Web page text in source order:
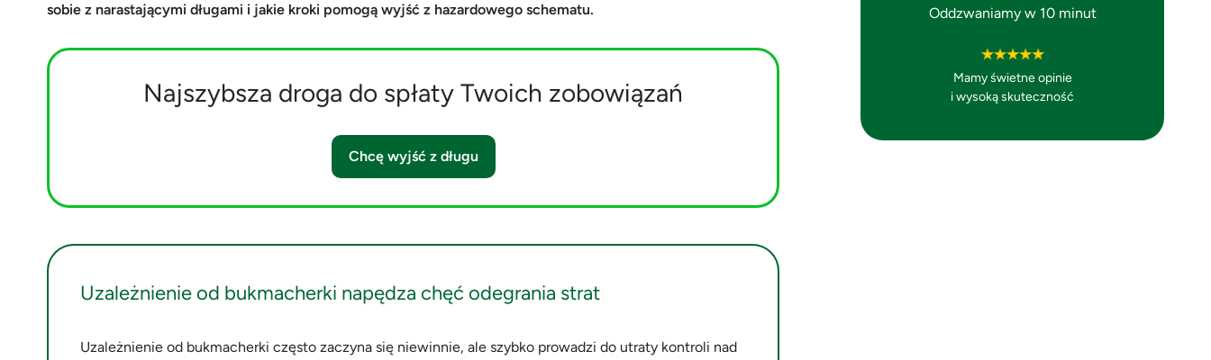
sobie z narastającymi długami i jakie kroki pomogą wyjść z hazardowego schematu.
Najszybsza droga do spłaty Twoich zobowiązań
Chcę wyjść z długu
Uzależnienie od bukmacherki napędza chęć odegrania strat
Uzależnienie od bukmacherki często zaczyna się niewinnie, ale szybko prowadzi do utraty kontroli nad
Oddzwaniamy w 10 minut
Mamy świetne opinie
i wysoką skuteczność